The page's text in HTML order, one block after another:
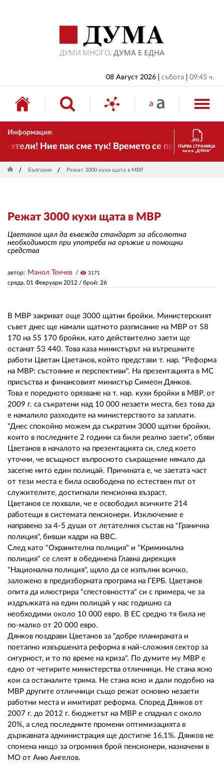
08 Август 2026 събота 09:45 ч.
Информация:
Ние пак сме тук! Времето се променя иПЪРВА СТРАНИЦА
на в-к „ДУМА“
България Режат 3000 кухи щата в МВР
Режат 3000 кухи щата в МВР
Цветанов щял да въвежда стандарт за абсолютна
необходимост при употреба на оръжие и помощни
средства
сряда, 01 Февруари 2012 / брой: 26
автор: Манол Тенчев visibility 3171
В МВР закриват още 3000 щатни бройки. Министерският
съвет днес ще намали щатното разписание на МВР от 58
170 на 55 170 бройки, като действително заети ще
останат 53 440. Това каза министърът на вътрешните
работи Цветан Цветанов, който представи т. нар. "Реформа
на МВР: състояние и перспективи". На презентацията в МС
присъства и финансовият министър Симеон Дянков.
Това е поредното орязване на т. нар. кухи бройки в МВР, от
2009 г. са съкратени над 10 000 незаети места, без това да
е намалило разходите на министерството за заплати.
"Днес спокойно можем да съкратим 3000 щатни бройки,
които в последните 2 години са били реално заети", обяви
Цветанов в началото на презентацията си, след което
уточни, че всъщност въпросното съкращение нямало да
засегне нито един полицай. Причината е, че заетата част
от тези места е била освободена по естествен път от
служителите, достигнали пенсионна възраст.
Цветанов се похвали, че е освободил всичките 214
работещи в системата пенсионери. Изключение е
направено за 4-5 души от летателния състав на "Гранична
полиция", бивши кадри на ВВС.
След като "Охранителна полиция" и "Криминална
полиция" се слеят в обединена Главна дирекция
"Национална полиция", щяло да се изпълни всичко,
заложено в предизборната програма на ГЕРБ. Цветанов
опита да илюстрира "спестовността" си с примера, че за
издръжката на един полицай у нас годишно са
необходими около 10 000 евро. В ЕС средно тя била не
по-малко от 20 000 евро.
Дянков поздрави Цветанов за "добре планираната и
поетапно извършената реформа в най-сложния сектор за
сигурност, и то по време на криза". По думите му МВР е
едно от четирите министерства отличници. Не стана ясно
кои са останалите трима. Не стана ясно и дали подобно на
МВР другите отличници също режат основно незаети
работни места и имитират реформа. Според Дянков от
2007 г. до 2012 г. бюджетът на МВР е спаднал с около
20%, а след последните промени оптимизацията в
държавната администрация ще достигне 16,1%. Дянков не
спомена нищо за огромния брой пенсионери, назначени в
МО от Аню Ангелов.
БЪЛГАРИЯ
ИКОНОМИКА
ИЗБОРИ
СВЯТ
ДРУГИ
АВТОРИ
КОНТАКТИ
РЕКЛАМА
АБОНАМЕНТ
УСЛОВИЯ ЗА ПОЛЗВАНЕ
ПОЛИТИКА ЗА БИСКВИТКИТЕ
ПОВЕРИТЕЛНОСТ
02 975 20 35